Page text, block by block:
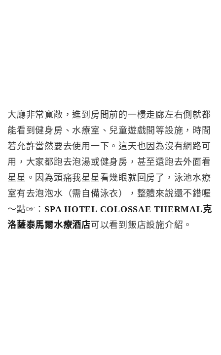
大廳非常寬敞，進到房間前的一樓走廊左右側就都
能看到健身房、水療室、兒童遊戲間等設施，時間
若允許當然要去使用一下。這天也因為沒有網路可
用，大家都跑去泡湯或健身房，甚至還跑去外面看
星星。因為頭痛我星星看幾眼就回房了，泳池水療
室有去泡泡水（需自備泳衣），整體來說還不錯喔
～點☞： SPA HOTEL COLOSSAE THERMAL克
洛薩泰馬爾水療酒店可以看到飯店設施介紹。